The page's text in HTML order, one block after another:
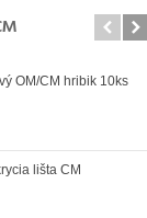
OM/CM hribik 10ks
lišta CM